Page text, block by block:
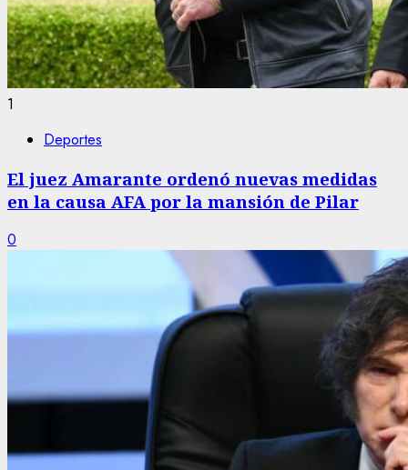
1
Deportes
El juez Amarante ordenó nuevas medidas
en la causa AFA por la mansión de Pilar
0